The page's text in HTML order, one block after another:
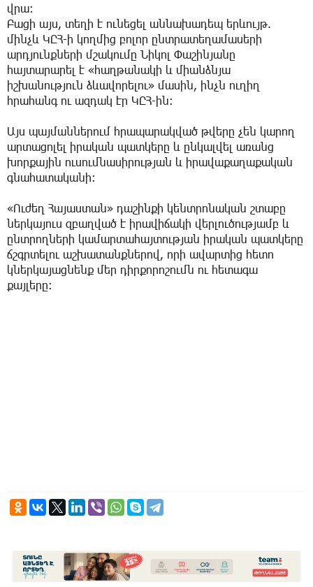
վրա։
Բացի այս, տեղի է ունեցել աննախադեպ երևույթ.
մինչև ԿԸՀ-ի կողմից բոլոր ընտրատեղամասերի
արդյունքների մշակումը Նիկոլ Փաշինյանը
հայտարարել է «հաղթանակի և միանձնյա
իշխանություն ձևավորելու» մասին, ինչն ուղիղ
հրահանգ ու ազդակ էր ԿԸՀ-ին։
Այս պայմաններում հրապարակված թվերը չեն կարող
արտացոլել իրական պատկերը և ընկալվել առանց
խորքային ուսումնասիրության և իրավաքաղաքական
գնահատականի։
«Ուժեղ Հայաստան» դաշինքի կենտրոնական շտաբը
ներկայուս զբաղված է իրավիճակի վերլուծությամբ և
ընտրողների կամարտահայտության իրական պատկերը
ճշգրտելու աշխատանքներով, որի ավարտից հետո
կներկայացնենք մեր դիրքորոշումն ու հետագա
քայլերը։